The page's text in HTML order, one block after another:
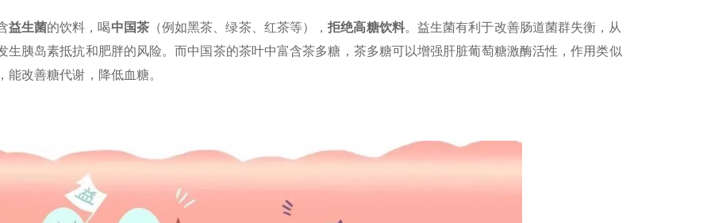
益生菌的饮料，喝中国茶（例如黑茶、绿茶、红茶等），拒绝高糖饮料。益生菌有利于改善肠道菌群失衡，从
生胰岛素抵抗和肥胖的风险。而中国茶的茶叶中富含茶多糖，茶多糖可以增强肝脏葡萄糖激酶活性，作用类似
能改善糖代谢，降低血糖。